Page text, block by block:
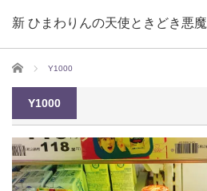
新 ひまわりんの天使ときどき悪魔
ホーム Y1000
Y1000